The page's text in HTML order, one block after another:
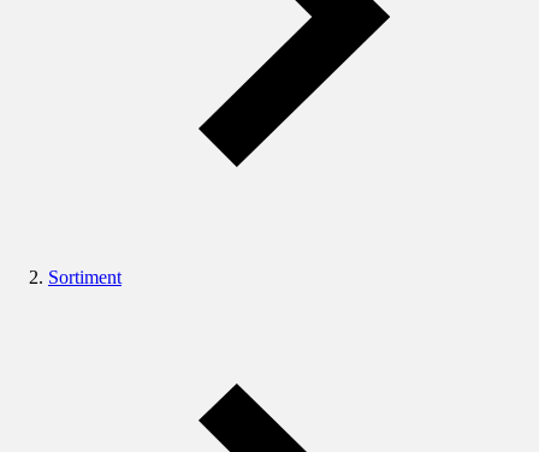
Sortiment